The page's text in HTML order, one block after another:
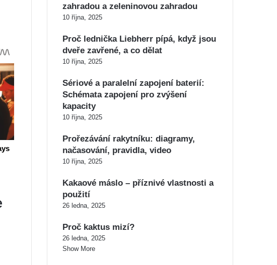
zahradou a zeleninovou zahradou
10 října, 2025
Proč lednička Liebherr pípá, když jsou
dveře zavřené, a co dělat
10 října, 2025
Sériové a paralelní zapojení baterií:
Schémata zapojení pro zvýšení
kapacity
10 října, 2025
Prořezávání rakytníku: diagramy,
načasování, pravidla, video
10 října, 2025
Kakaové máslo – příznivé vlastnosti a
použití
26 ledna, 2025
Proč kaktus mizí?
26 ledna, 2025
Show More